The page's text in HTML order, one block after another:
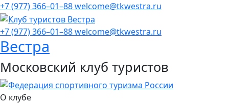
+7 (977) 366–01–88welcome@tkwestra.ru
+7 (977) 366–01–88welcome@tkwestra.ru
Вестра
Московский клуб туристов
О клубе